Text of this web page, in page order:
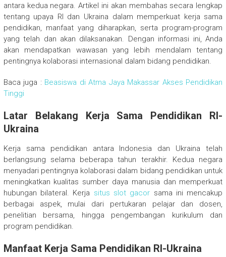
antara kedua negara. Artikel ini akan membahas secara lengkap
tentang upaya RI dan Ukraina dalam memperkuat kerja sama
pendidikan, manfaat yang diharapkan, serta program-program
yang telah dan akan dilaksanakan. Dengan informasi ini, Anda
akan mendapatkan wawasan yang lebih mendalam tentang
pentingnya kolaborasi internasional dalam bidang pendidikan.
Baca juga : Beasiswa di Atma Jaya Makassar Akses Pendidikan
Tinggi
Latar Belakang Kerja Sama Pendidikan RI-
Ukraina
Kerja sama pendidikan antara Indonesia dan Ukraina telah
berlangsung selama beberapa tahun terakhir. Kedua negara
menyadari pentingnya kolaborasi dalam bidang pendidikan untuk
meningkatkan kualitas sumber daya manusia dan memperkuat
hubungan bilateral. Kerja situs slot gacor sama ini mencakup
berbagai aspek, mulai dari pertukaran pelajar dan dosen,
penelitian bersama, hingga pengembangan kurikulum dan
program pendidikan.
Manfaat Kerja Sama Pendidikan RI-Ukraina